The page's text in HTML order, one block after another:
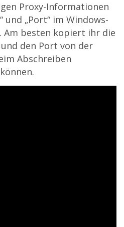
Proxy-Informationen
und „Port“ im Windows-
Am besten kopiert ihr die
den Port von der
Abschreiben